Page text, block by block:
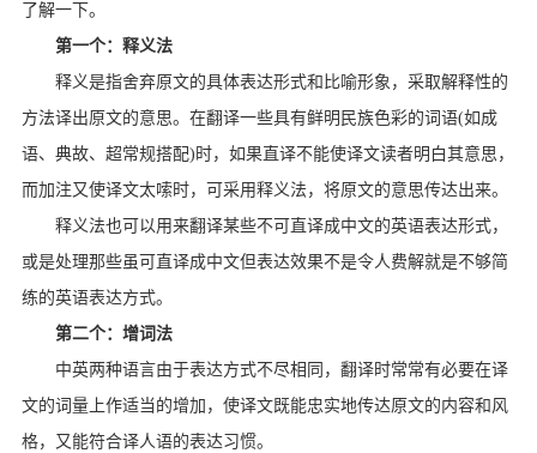
了解一下。
第一个：释义法
释义是指舍弃原文的具体表达形式和比喻形象，采取解释性的
方法译出原文的意思。在翻译一些具有鲜明民族色彩的词语(如成
语、典故、超常规搭配)时，如果直译不能使译文读者明白其意思，
而加注又使译文太嗦时，可采用释义法，将原文的意思传达出来。
释义法也可以用来翻译某些不可直译成中文的英语表达形式，
或是处理那些虽可直译成中文但表达效果不是令人费解就是不够简
练的英语表达方式。
第二个：增词法
中英两种语言由于表达方式不尽相同，翻译时常常有必要在译
文的词量上作适当的增加，使译文既能忠实地传达原文的内容和风
格，又能符合译人语的表达习惯。